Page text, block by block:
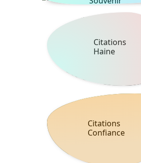
Citations
Haine
Citations
Confiance